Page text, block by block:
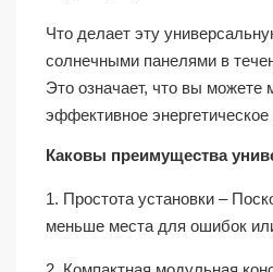
Что делает эту
солнечными панелями в
Это означает, что вы можете
эффективное
Каковы преимущества
1. Простота установки –
меньше места для ошибок